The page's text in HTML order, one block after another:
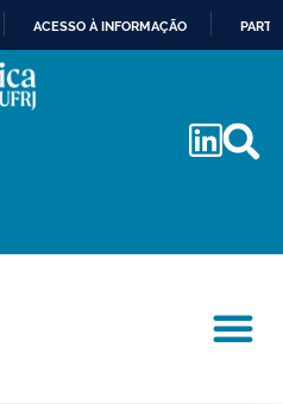
PARA
ACESSO À INFORMAÇÃO